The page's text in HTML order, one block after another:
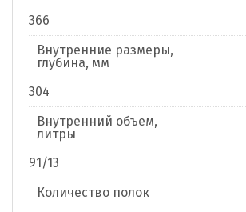
366
Внутренние размеры,
глубина, мм
304
Внутренний объем,
литры
91/13
Количество полок